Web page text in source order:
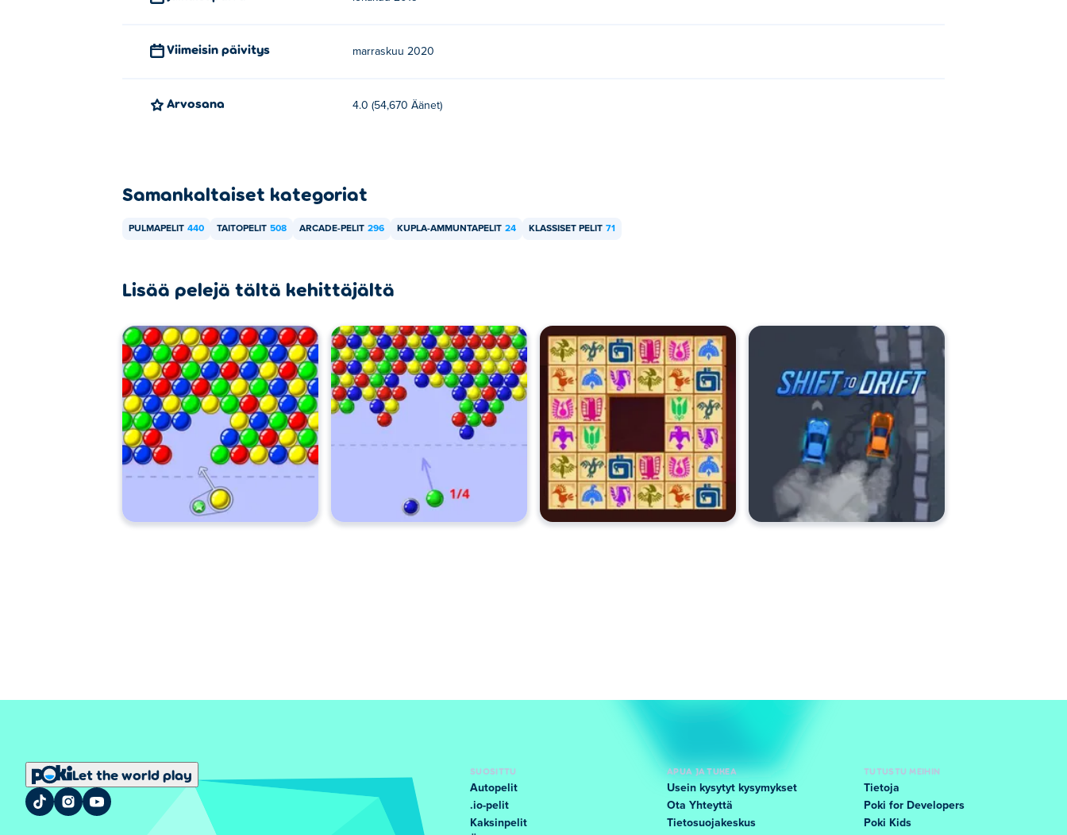
Viimeisin päivitys marraskuu 2020
Arvosana 4.0 (54,670 Äänet)
Samankaltaiset kategoriat
PULMAPELIT 440 TAITOPELIT 508 ARCADE-PELIT 296 KUPLA-AMMUNTAPELIT 24 KLASSISET PELIT 71
Lisää pelejä tältä kehittäjältä
Let the world play
SUOSITTU
Autopelit
.io-pelit
Kaksinpelit
APUA JA TUKEA
Usein kysytyt kysymykset
Ota Yhteyttä
Tietosuojakeskus
TUTUSTU MEIHIN
Tietoja
Poki for Developers
Poki Kids